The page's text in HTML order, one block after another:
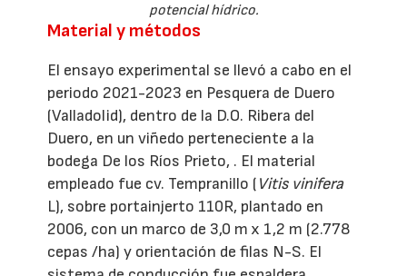
potencial hídrico.
Material y métodos
El ensayo experimental se llevó a cabo en el
periodo 2021-2023 en Pesquera de Duero
(Valladolid), dentro de la D.O. Ribera del
Duero, en un viñedo perteneciente a la
bodega De los Ríos Prieto, . El material
empleado fue cv. Tempranillo (Vitis vinifera
L), sobre portainjerto 110R, plantado en
2006, con un marco de 3,0 m x 1,2 m (2.778
cepas /ha) y orientación de filas N-S. El